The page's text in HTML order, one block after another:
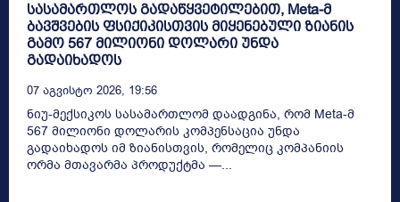
სასამართლოს გადაწყვეტილებით, Meta-მ
ბავშვების ფსიქიკისთვის მიყენებული ზიანის
გამო 567 მილიონი დოლარი უნდა
გადაიხადოს
07 Აგვისტო 2026, 19:56
ნიუ-მექსიკოს სასამართლომ დაადგინა, რომ Meta-მ
567 მილიონი დოლარის კომპენსაცია უნდა
გადაიხადოს იმ ზიანისთვის, რომელიც კომპანიის
ორმა მთავარმა პროდუქტმა —...